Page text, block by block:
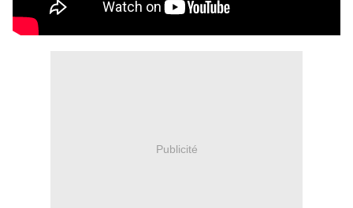
Publicité